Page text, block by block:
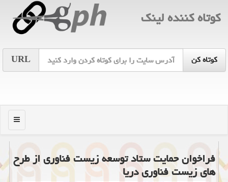
كوتاه كننده لینك
URL
منو
فراخوان حمایت ستاد توسعه زیست فناوری از طرح
های زیست فناوری دریا